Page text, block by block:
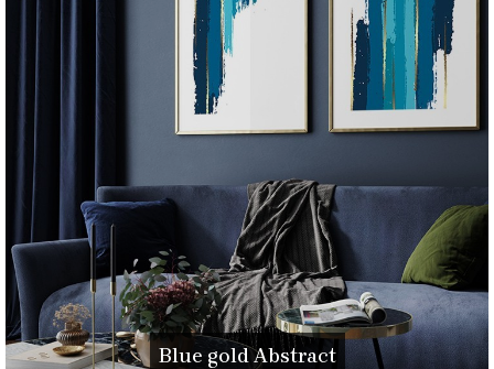
Blue gold Abstract